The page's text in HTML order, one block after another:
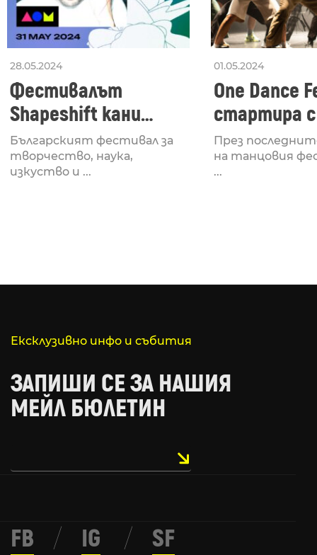
28.05.2024
Фестивалът
Shapeshift кани
Fabrizio Mammarella
за откриването си
Българският фестивал за
творчество, наука,
изкуство и ...
01.05.2024
One Dance
стартира
Lucid,
рейв
През
на танцовия
...
Ексклузивно инфо и събития
ЗАПИШИ СЕ ЗА НАШИЯ
МЕЙЛ БЮЛЕТИН
FB / IG / SF